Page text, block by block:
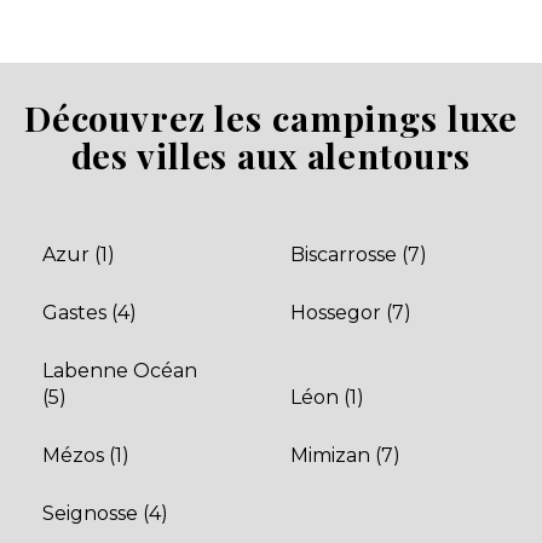
Camping Domaine d’Eurolac
Aureilhan, Landes , Nouvelle-Aquitaine
Découvrir
Découvrez les campings luxe
des villes aux alentours
Azur (1) Biscarrosse (7)
Gastes (4) Hossegor (7)
Labenne Océan
(5)
Léon (1)
Mézos (1) Mimizan (7)
Seignosse (4)